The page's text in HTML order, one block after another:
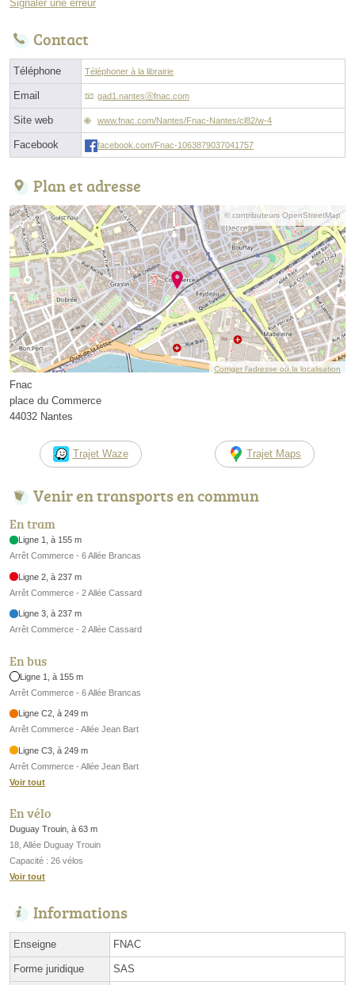
Signaler une erreur
Contact
Téléphone Téléphoner à la librairie
Email gad1.nantesⓐfnac.com
Site web www.fnac.com/Nantes/Fnac-Nantes/cl82/w-4
Facebook facebook.com/Fnac-1063879037041757
Plan et adresse
© contributeurs OpenStreetMap
Corriger l’adresse ou la localisation
Fnac
place du Commerce
44032 Nantes
Trajet Waze Trajet Maps
Venir en transports en commun
En tram
Ligne 1, à 155 m
Arrêt Commerce - 6 Allée Brancas
Ligne 2, à 237 m
Arrêt Commerce - 2 Allée Cassard
Ligne 3, à 237 m
Arrêt Commerce - 2 Allée Cassard
En bus
Ligne 1, à 155 m
Arrêt Commerce - 6 Allée Brancas
Ligne C2, à 249 m
Arrêt Commerce - Allée Jean Bart
Ligne C3, à 249 m
Arrêt Commerce - Allée Jean Bart
Voir tout
En vélo
Duguay Trouin, à 63 m
18, Allée Duguay Trouin
Capacité : 26 vélos
Voir tout
Informations
Enseigne FNAC
Forme juridique SAS